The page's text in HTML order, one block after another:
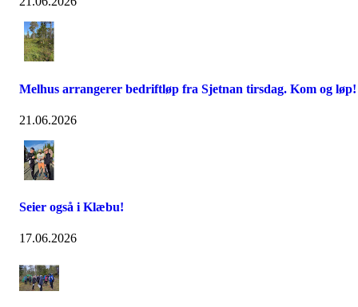
Melhus arrangerer bedriftløp fra Sjetnan tirsdag. Kom og løp!
21.06.2026
Seier også i Klæbu!
17.06.2026